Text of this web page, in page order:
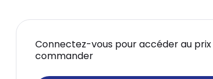
Connectez-vous pour accéder au
commander